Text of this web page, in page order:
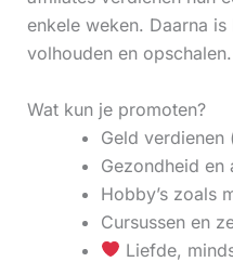
enkele weken. Daarna
volhouden en opschalen.
Wat kun je promoten?
Geld verdienen
Gezondheid en
Hobby’s zoals
Cursussen en
Liefde,